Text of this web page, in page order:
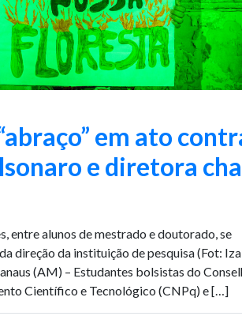
em ato
e diretora
entre alunos de mestrado e doutorado, se
direção da instituição de pesquisa (Fot:
(AM) – Estudantes bolsistas do
Científico e Tecnológico (CNPq) e […]